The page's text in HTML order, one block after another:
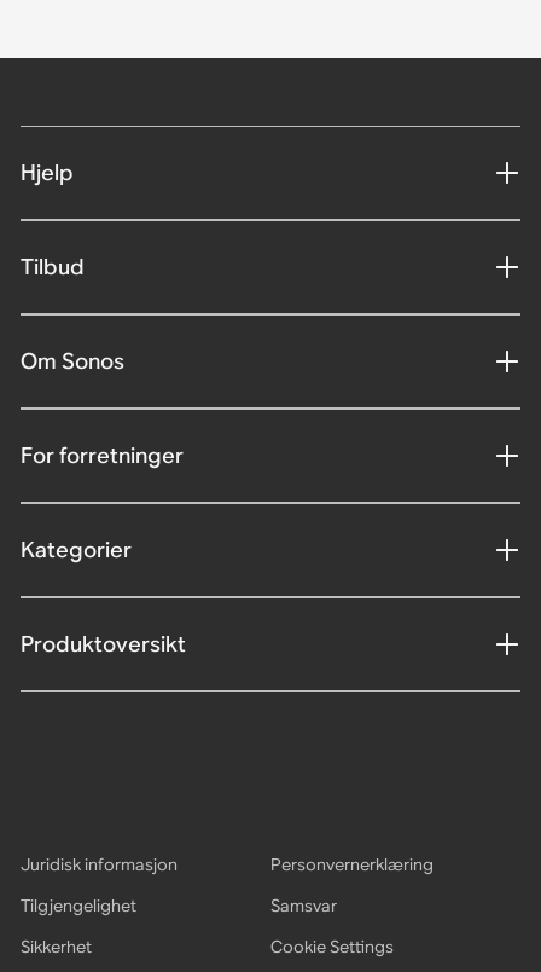
Hjelp
Tilbud
Om Sonos
For forretninger
Kategorier
Produktoversikt
Juridisk informasjon
Personvernerklæring
Tilgjengelighet
Samsvar
Sikkerhet
Cookie Settings